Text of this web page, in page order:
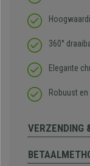
360°
Elegante
Robuust
VERZENDING